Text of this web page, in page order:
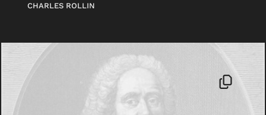
CHARLES ROLLIN